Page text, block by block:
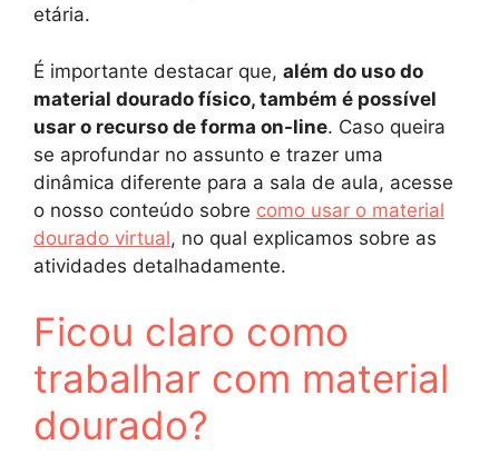
etária.
É importante destacar que, além do uso do
material dourado físico, também é possível
usar o recurso de forma on-line. Caso queira
se aprofundar no assunto e trazer uma
dinâmica diferente para a sala de aula, acesse
o nosso conteúdo sobre como usar o material
dourado virtual, no qual explicamos sobre as
atividades detalhadamente.
Ficou claro como
trabalhar com material
dourado?